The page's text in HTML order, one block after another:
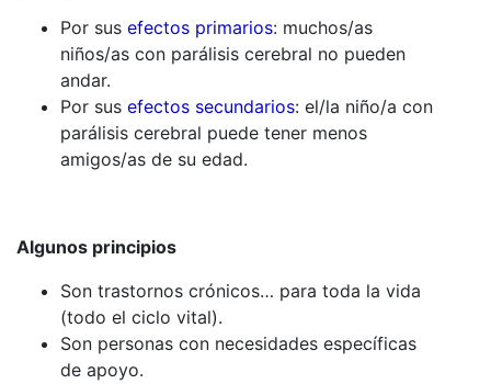
Por sus efectos primarios: muchos/as
niños/as con parálisis cerebral no pueden
andar.
Por sus efectos secundarios: el/la niño/a con
parálisis cerebral puede tener menos
amigos/as de su edad.
Algunos principios
Son trastornos crónicos… para toda la vida
(todo el ciclo vital).
Son personas con necesidades específicas
de apoyo.